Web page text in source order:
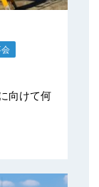
向けて何